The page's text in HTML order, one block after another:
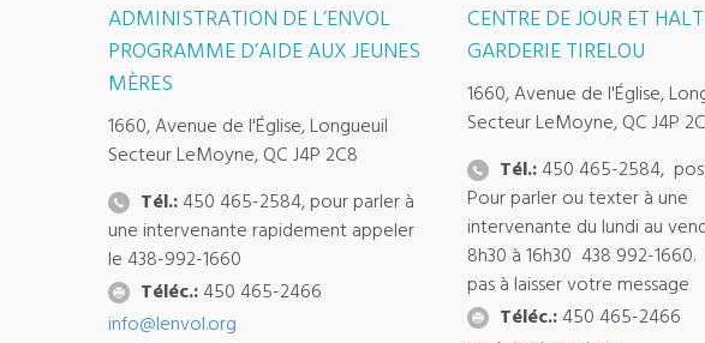
ADMINISTRATION DE L’ENVOL
PROGRAMME D’AIDE AUX JEUNES
MÈRES
1660, Avenue de l'Église, Longueuil
Secteur LeMoyne, QC J4P 2C8
Tél.: 450 465-2584, pour parler à
une intervenante rapidement appeler
le 438-992-1660
Téléc.: 450 465-2466
info@lenvol.org
CENTRE DE JOUR ET
GARDERIE TIRELOU
1660, Avenue de l'Église,
Secteur LeMoyne, QC J4P
Tél.:450 465-2584,
Pour parler ou texter à une
intervenante du lundi au
8h30 à 16h30 438 992-
pas à laisser votre message
Téléc.:450 465-2466